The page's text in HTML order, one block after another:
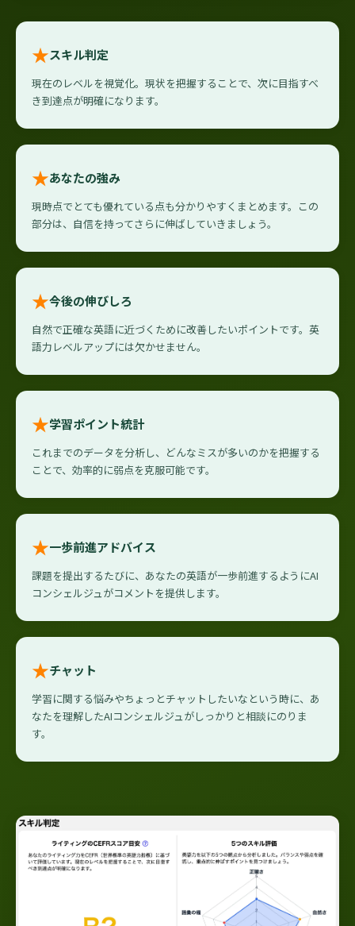
★スキル判定
現在のレベルを視覚化。現状を把握することで、次に目指すべ
き到達点が明確になります。
★あなたの強み
現時点でとても優れている点も分かりやすくまとめます。この
部分は、自信を持ってさらに伸ばしていきましょう。
★今後の伸びしろ
自然で正確な英語に近づくために改善したいポイントです。英
語力レベルアップには欠かせません。
★学習ポイント統計
これまでのデータを分析し、どんなミスが多いのかを把握する
ことで、効率的に弱点を克服可能です。
★一歩前進アドバイス
課題を提出するたびに、あなたの英語が一歩前進するようにAI
コンシェルジュがコメントを提供します。
★チャット
学習に関する悩みやちょっとチャットしたいなという時に、あ
なたを理解したAIコンシェルジュがしっかりと相談にのりま
す。